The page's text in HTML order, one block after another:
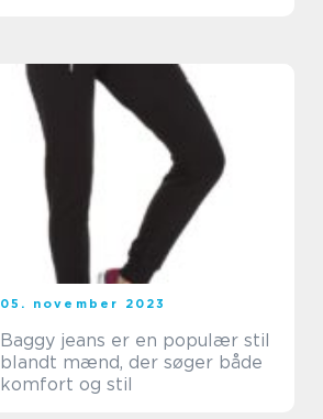
05. november 2023
Baggy jeans er en populær stil
blandt mænd, der søger både
komfort og stil